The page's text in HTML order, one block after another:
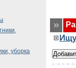
уборка